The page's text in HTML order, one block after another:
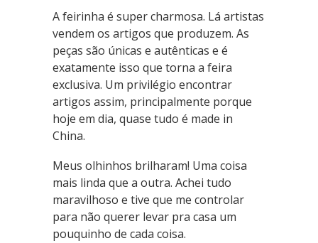
A feirinha é super charmosa. Lá artistas
vendem os artigos que produzem. As
peças são únicas e autênticas e é
exatamente isso que torna a feira
exclusiva. Um privilégio encontrar
artigos assim, principalmente porque
hoje em dia, quase tudo é made in
China.
Meus olhinhos brilharam! Uma coisa
mais linda que a outra. Achei tudo
maravilhoso e tive que me controlar
para não querer levar pra casa um
pouquinho de cada coisa.